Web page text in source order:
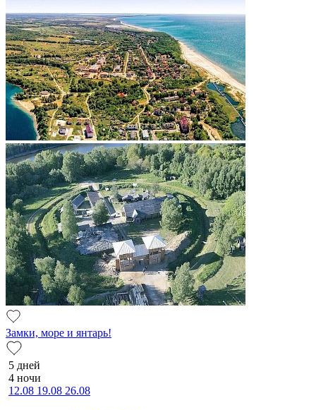
Замки, море и янтарь!
5 дней
4 ночи
12.08 19.08 26.08